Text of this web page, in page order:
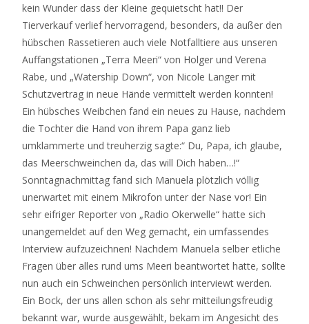
kein Wunder dass der Kleine gequietscht hat!! Der
Tierverkauf verlief hervorragend, besonders, da außer den
hübschen Rassetieren auch viele Notfalltiere aus unseren
Auffangstationen „Terra Meeri“ von Holger und Verena
Rabe, und „Watership Down“, von Nicole Langer mit
Schutzvertrag in neue Hände vermittelt werden konnten!
Ein hübsches Weibchen fand ein neues zu Hause, nachdem
die Tochter die Hand von ihrem Papa ganz lieb
umklammerte und treuherzig sagte:“ Du, Papa, ich glaube,
das Meerschweinchen da, das will Dich haben…!“
Sonntagnachmittag fand sich Manuela plötzlich völlig
unerwartet mit einem Mikrofon unter der Nase vor! Ein
sehr eifriger Reporter von „Radio Okerwelle“ hatte sich
unangemeldet auf den Weg gemacht, ein umfassendes
Interview aufzuzeichnen! Nachdem Manuela selber etliche
Fragen über alles rund ums Meeri beantwortet hatte, sollte
nun auch ein Schweinchen persönlich interviewt werden.
Ein Bock, der uns allen schon als sehr mitteilungsfreudig
bekannt war, wurde ausgewählt, bekam im Angesicht des